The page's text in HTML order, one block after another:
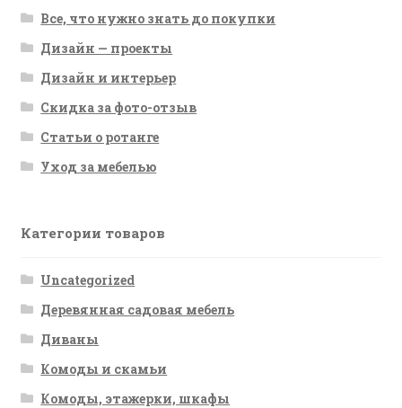
Все, что нужно знать до покупки
Дизайн — проекты
Дизайн и интерьер
Скидка за фото-отзыв
Статьи о ротанге
Уход за мебелью
Категории товаров
Uncategorized
Деревянная садовая мебель
Диваны
Комоды и скамьи
Комоды, этажерки, шкафы